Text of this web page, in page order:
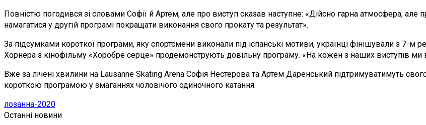
Повністю погодився зі словами Софії й Артем, але про виступ сказав наступне: «Дійсно гарна атмосфера,
намагатися у другій програмі покращати виконання свого прокату та результат».
За підсумками короткої програми, яку спортсмени виконали під іспанські мотиви, українці фінішували з 7-м
Хорнера з кінофільму «Хоробре серце» продемонструють довільну програму. «На кожен з наших виступів
Вже за лічені хвилини на Lausanne Skating Arena Софія Нестерова та Артем Даренський підтримуватимуть
короткою програмою у змаганнях чоловічого одиночного катання.
лозанна-2020
Останні новини